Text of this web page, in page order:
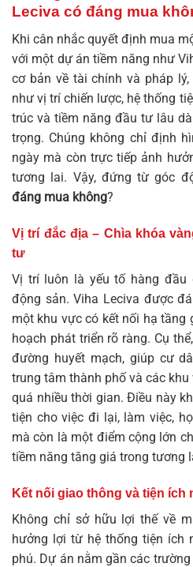
Leciva có đáng mua
Khi cân nhắc quyết định mua
với một dự án tiềm năng như
cơ bản về tài chính và pháp
như vị trí chiến lược, hệ thống
trúc và tiềm năng đầu tư lâu
trọng. Chúng không chỉ định
ngày mà còn trực tiếp ảnh
tương lai. Vậy, đứng từ góc
đáng mua không?
Vị trí đắc địa – Chìa khóa
tư
Vị trí luôn là yếu tố hàng đầu
động sản. Viha Leciva được
một khu vực có kết nối hạ tầng
hoạch phát triển rõ ràng. Cụ
đường huyết mạch, giúp cư
trung tâm thành phố và các
quá nhiều thời gian. Điều này
tiện cho việc đi lại, làm việc,
mà còn là một điểm cộng lớn
tiềm năng tăng giá trong tương
Kết nối giao thông và tiện
Không chỉ sở hữu lợi thế về
hưởng lợi từ hệ thống tiện ích
phú. Dự án nằm gần các